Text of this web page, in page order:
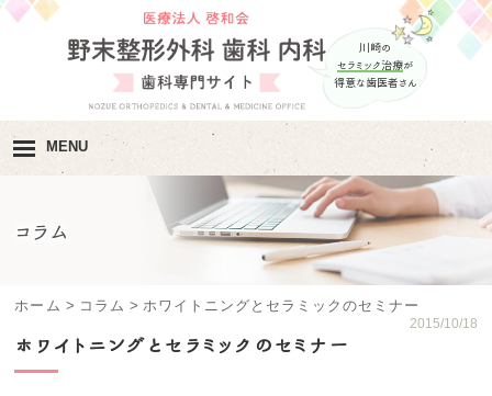
川崎の
セラミック治療が
得意な歯医者さん
MENU
医院紹介
診療内容･ 診療の流れ
コラム
ホーム > コラム > ホワイトニングとセラミックのセミナー
2015/10/18
ホワイトニングとセラミックのセミナー